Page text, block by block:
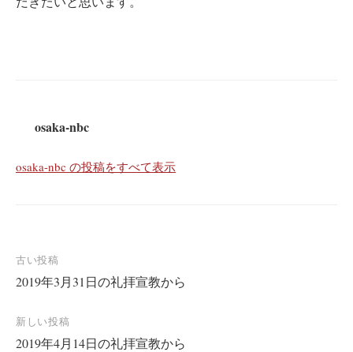
osaka-nbc
osaka-nbc の投稿をすべて表示
投
稿
ナ
ビ
古い投稿
2019年3月31日の礼拝宣教から
新しい投稿
2019年4月14日の礼拝宣教から